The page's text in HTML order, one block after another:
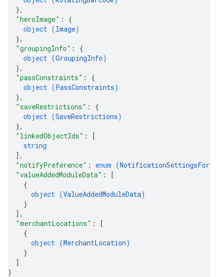
},
"heroImage" : {
object (Image)
},
"groupingInfo" : {
object (GroupingInfo)
},
"passConstraints" : {
object (PassConstraints)
},
"saveRestrictions" : {
object (SaveRestrictions)
},
"linkedObjectIds" :
[
string
] ,
"notifyPreference" : enum (
"valueAddedModuleData" :
[
{
object (ValueAddedModuleData)
}
] ,
"merchantLocations" :
[
{
object (MerchantLocation)
}
]
}